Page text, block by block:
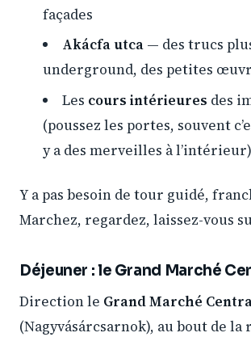
façades
Akácfa utca — des trucs
underground, des petites
Les cours intérieures des
(poussez les portes, souvent
y a des merveilles à l’intérieur)
Y a pas besoin de tour guidé,
Marchez, regardez, laissez-vous
Déjeuner : le Grand Marché
Direction le Grand Marché
(Nagyvásárcsarnok), au bout de la